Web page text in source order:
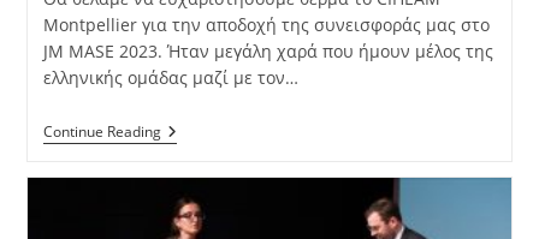
Montpellier για την αποδοχή της συνεισφοράς μας στο
JM MASE 2023. Ήταν μεγάλη χαρά που ήμουν μέλος της
ελληνικής ομάδας μαζί με τον…
Continue Reading